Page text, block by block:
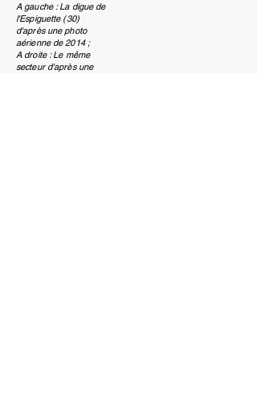
A gauche : La digue de
l'Espiguette (30)
d'après une photo
aérienne de 2014 ;
A droite : Le même
secteur d'après une